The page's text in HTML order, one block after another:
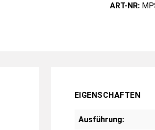
ART-NR:
EIGENSCHAFTEN
Ausführung: